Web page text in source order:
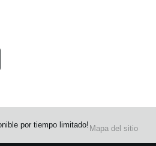
por tiempo limitado! Mapa del sitio